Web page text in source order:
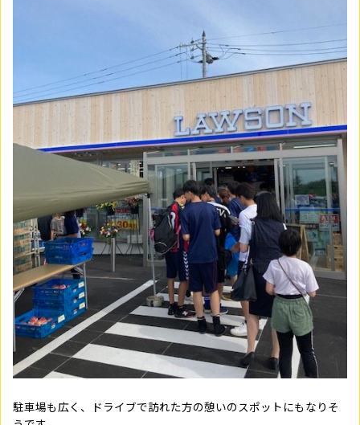
駐車場も広く、ドライブで訪れた方の憩いのスポットにもなりそ